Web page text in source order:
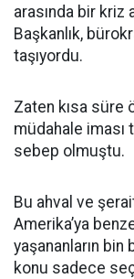
arasında bir kriz
Başkanlık,
taşıyordu.
Zaten kısa süre
müdahale iması
sebep olmuştu.
Bu ahval ve
Amerika’ya
yaşananların
konu sadece